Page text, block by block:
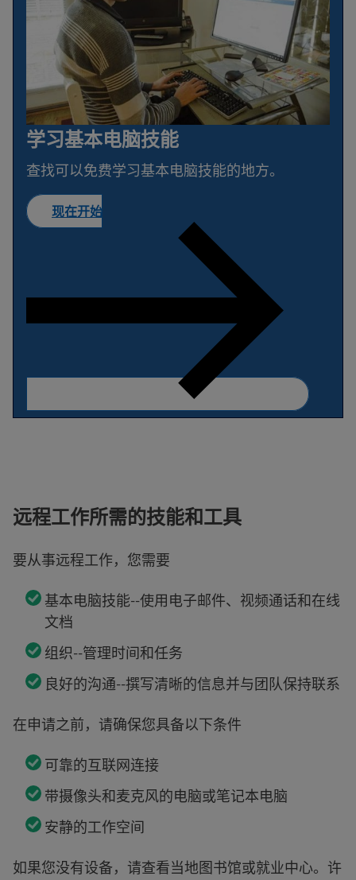
学习基本电脑技能
查找可以免费学习基本电脑技能的地方。
现在开始
远程工作所需的技能和工具
要从事远程工作，您需要
基本电脑技能--使用电子邮件、视频通话和在线
文档
组织--管理时间和任务
良好的沟通--撰写清晰的信息并与团队保持联系
在申请之前，请确保您具备以下条件
可靠的互联网连接
带摄像头和麦克风的电脑或笔记本电脑
安静的工作空间
如果您没有设备，请查看当地图书馆或就业中心。许